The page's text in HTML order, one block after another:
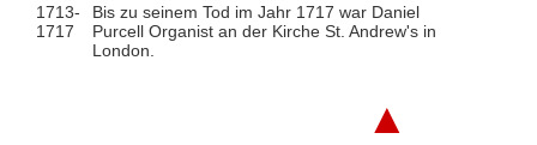
1713-
1717
Bis zu seinem Tod im Jahr 1717 war Daniel
Purcell Organist an der Kirche St. Andrew's in
London.
▲